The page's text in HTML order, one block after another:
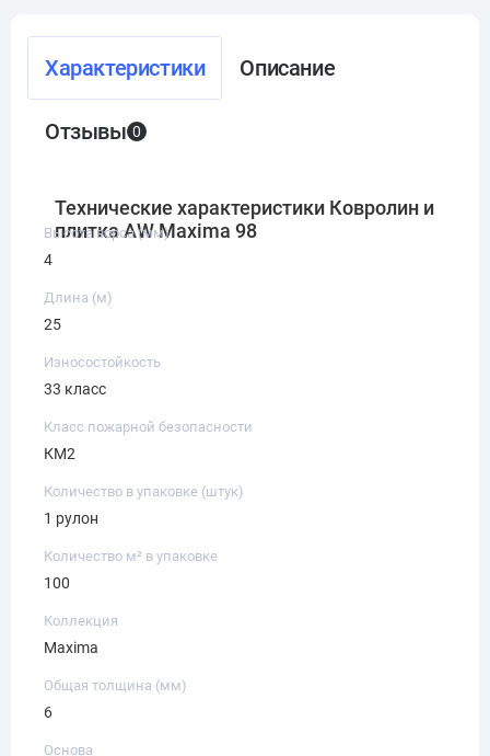
Характеристики Описание
Отзывы 0
Технические характеристики Ковролин и
плитка AW Maxima 98
Высота ворса (мм)
4
Длина (м)
25
Износостойкость
33 класс
Класс пожарной безопасности
КМ2
Количество в упаковке (штук)
1 рулон
Количество м² в упаковке
100
Коллекция
Maxima
Общая толщина (мм)
6
Основа